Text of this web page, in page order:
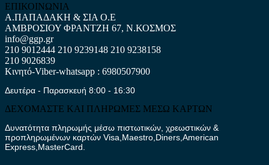
ΕΠΙΚΟΙΝΩΝΙΑ
Α.ΠΑΠΑΔΑΚΗ & ΣΙΑ Ο.Ε
ΑΜΒΡΟΣΙΟΥ ΦΡΑΝΤΖΗ 67, Ν.ΚΟΣΜΟΣ
info@ggp.gr
210 9012444 210 9239148 210 9238158
210 9026839
Κινητό-Viber-whatsapp : 6980507900
Δευτέρα - Παρασκευή 8:00 - 16:30
ΔΕΧΟΜΑΣΤΕ ΚΑΙ ΠΛΗΡΩΜΕΣ ΜΕΣΩ ΚΑΡΤΩΝ
Δυνατότητα πληρωμής μέσω πιστωτικών, χρεωστικών &
προπληρωμένων καρτών Visa,Maestro,Diners,American
Express,MasterCard.